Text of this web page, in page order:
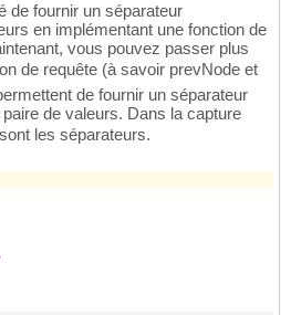
de fournir un séparateur
en implémentant une fonction de
vous pouvez passer plus
de requête (à savoir prevNode et
de fournir un séparateur
de valeurs. Dans la capture
sont les séparateurs.